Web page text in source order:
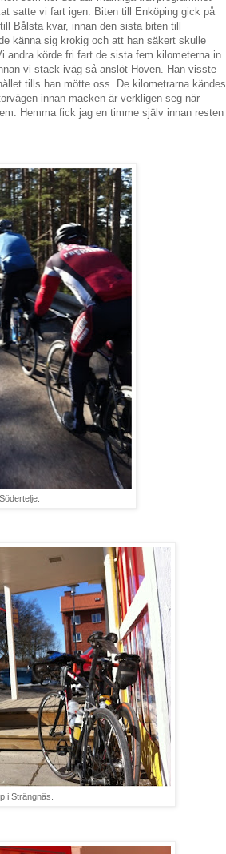
satte vi fart igen. Biten till Enköping gick på
Bålsta kvar, innan den sista biten till
känna sig krokig och att han säkert skulle
andra körde fri fart de sista fem kilometerna in
vi stack iväg så anslöt Hoven. Han visste
tills han mötte oss. De kilometrarna kändes
innan macken är verkligen seg när
Hemma fick jag en timme själv innan resten
i Strängnäs.